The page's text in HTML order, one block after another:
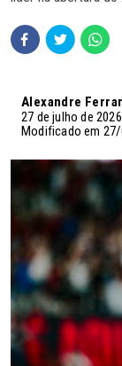
Alexandre
27 de julho de
Modificado em